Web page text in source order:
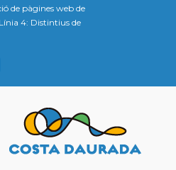
de pàgines web de
4: Distintius de